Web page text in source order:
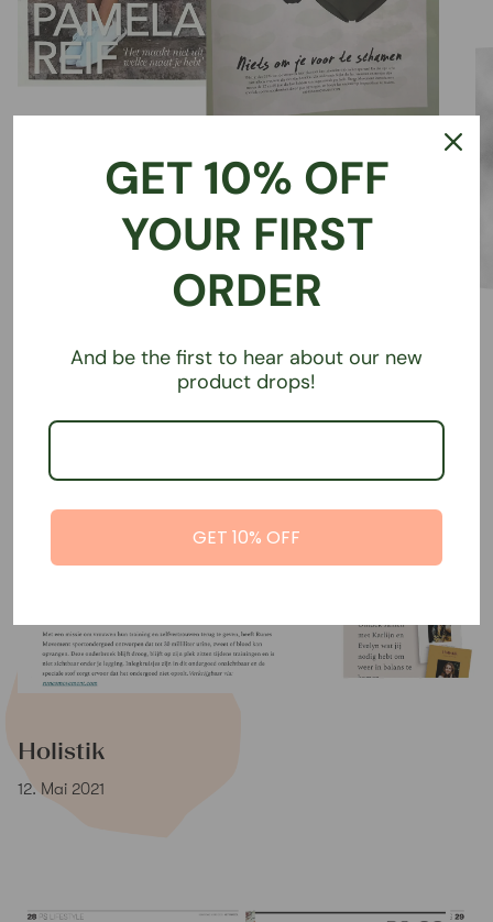
Happy in Shape
Holistik
12. Mai 2021
GET 10% OFF
YOUR FIRST
ORDER
And be the first to hear about our new
product drops!
GET 10% OFF